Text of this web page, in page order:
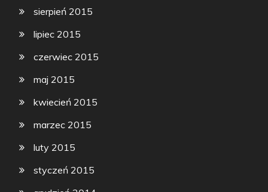
sierpień 2015
lipiec 2015
czerwiec 2015
maj 2015
kwiecień 2015
marzec 2015
luty 2015
styczeń 2015